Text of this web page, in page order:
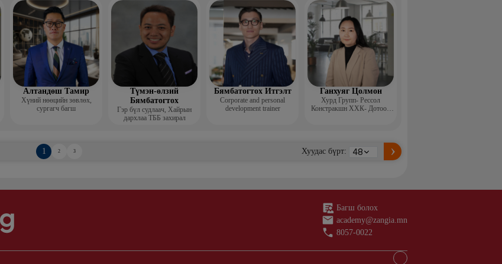
мисс, Топ модель
Алтандөш Тамир
Хүний нөөцийн зөвлөх,
сургагч багш
Түмэн-өлзий
Бямбатогтох
Гэр бүл судлаач, Хайрын
дархлаа ТББ захирал
Бямбатогтох Итгэлт
Corporate and personal
development trainer
Ганхуяг Цолмон
Хурд Групп- Рессол
Констракшн ХХК- Дотоод
1 2 3 Хуудас бүрт:
Багш болох
academy@zangia.mn
8057-0022